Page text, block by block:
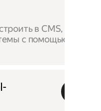
в CMS,
с помощью